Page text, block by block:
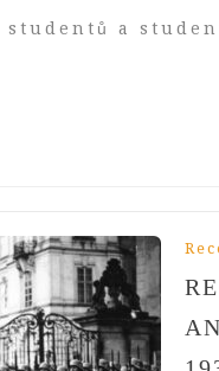
studentů a